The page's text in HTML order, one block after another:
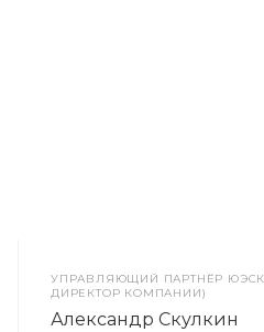
УПРАВЛЯЮЩИЙ ПАРТНЁР
ДИРЕКТОР КОМПАНИИ)
Александр Скулкин